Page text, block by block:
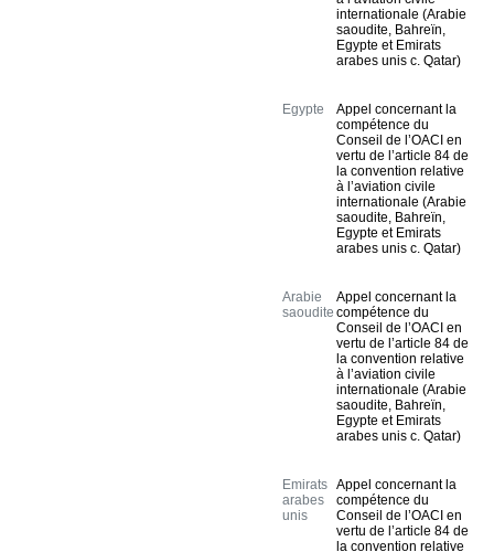
internationale (Arabie
saoudite, Bahreïn,
Egypte et Emirats
arabes unis c. Qatar)
Egypte
Appel concernant la
compétence du
Conseil de l’OACI en
vertu de l’article 84 de
la convention relative
à l’aviation civile
internationale (Arabie
saoudite, Bahreïn,
Egypte et Emirats
arabes unis c. Qatar)
Arabie
saoudite
Appel concernant la
compétence du
Conseil de l’OACI en
vertu de l’article 84 de
la convention relative
à l’aviation civile
internationale (Arabie
saoudite, Bahreïn,
Egypte et Emirats
arabes unis c. Qatar)
Emirats
arabes
unis
Appel concernant la
compétence du
Conseil de l’OACI en
vertu de l’article 84 de
la convention relative